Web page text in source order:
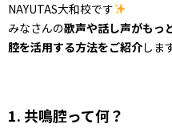
NAYUTAS大和校です
みなさんの歌声や話し声がもっ
腔を活用する方法をご紹介しま
1. 共鳴腔って何？